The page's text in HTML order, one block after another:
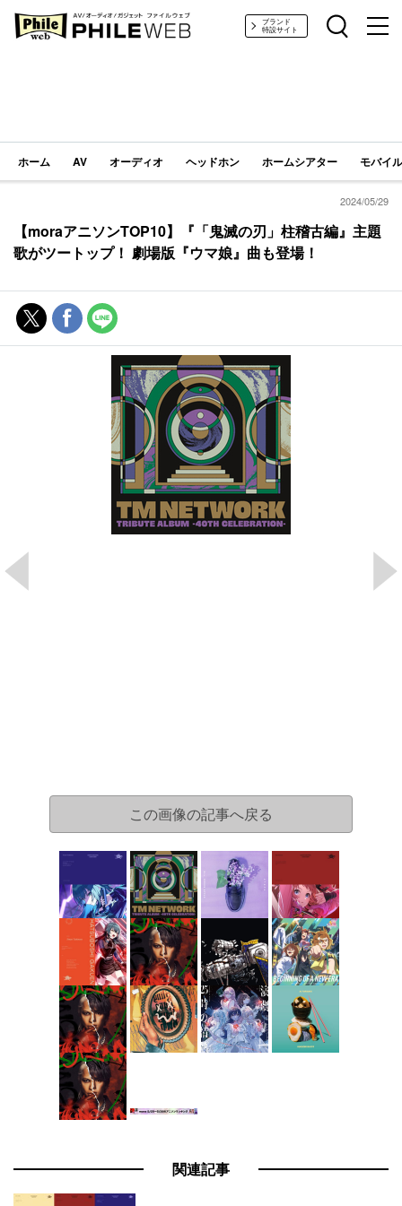
PHILE WEB｜AV/オーディオ/ガジェットブランド
特設サイト
ホーム AV オーディオ ヘッドホン ホームシアター モバイ
2024/05/29
【moraアニソンTOP10】『「鬼滅の刃」柱稽古編』主題
歌がツートップ！ 劇場版『ウマ娘』曲も登場！
この画像の記事へ戻る
関連記事